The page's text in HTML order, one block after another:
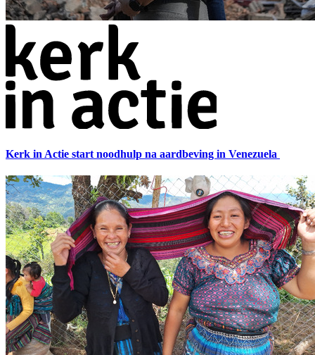
Kerk in Actie start noodhulp na aardbeving in Venezuela